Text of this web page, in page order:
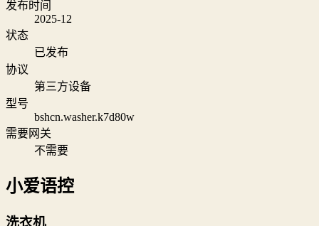
发布时间
2025-12
状态
已发布
协议
第三方设备
型号
bshcn.washer.k7d80w
需要网关
不需要
小爱语控
洗衣机